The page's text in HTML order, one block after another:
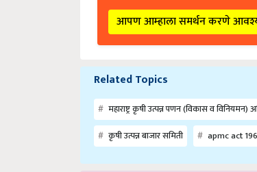
आपण आम्हाला समर्थन करणे
Related Topics
महाराष्ट्र कृषी उत्पन्न पणन (विकास व विनियमन)
कृषी उत्पन्न बाजार समिती
apmc act